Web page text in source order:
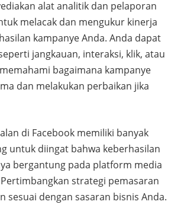
alat analitik dan pelaporan
melacak dan mengukur kinerja
kampanye Anda. Anda dapat
jangkauan, interaksi, klik, atau
bagaimana kampanye
dan melakukan perbaikan jika
di Facebook memiliki banyak
untuk diingat bahwa keberhasilan
bergantung pada platform media
strategi pemasaran
sesuai dengan sasaran bisnis Anda.